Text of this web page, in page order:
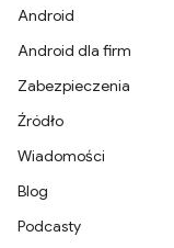
Android
Android dla firm
Zabezpieczenia
Źródło
Wiadomości
Blog
Podcasty